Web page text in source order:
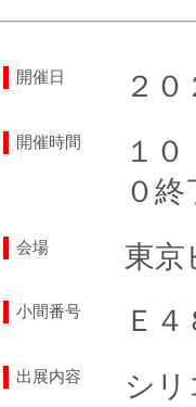
開催日 ２
開催時間
１
０終
会場 東京
小間番号 Ｅ
出展内容 シリ